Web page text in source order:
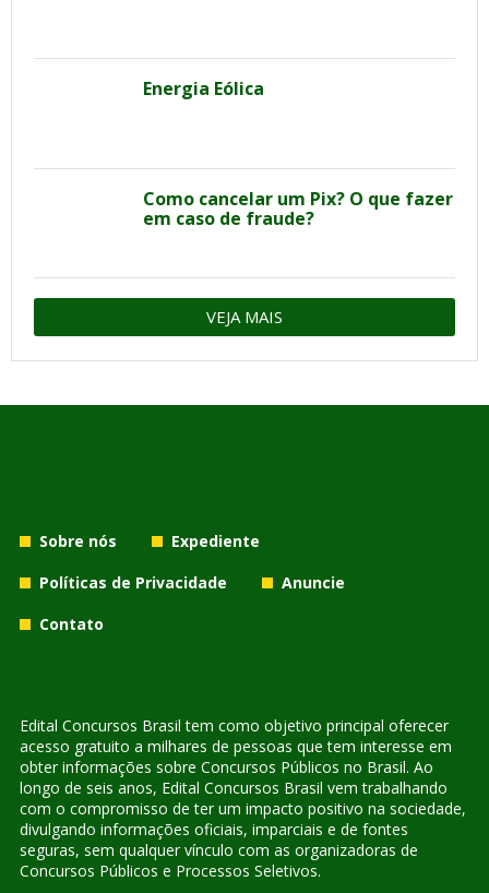
Energia Eólica
Como cancelar um Pix? O que fazer
em caso de fraude?
VEJA MAIS
Sobre nós
Expediente
Políticas de Privacidade
Anuncie
Contato
Edital Concursos Brasil tem como objetivo principal oferecer
acesso gratuito a milhares de pessoas que tem interesse em
obter informações sobre Concursos Públicos no Brasil. Ao
longo de seis anos, Edital Concursos Brasil vem trabalhando
com o compromisso de ter um impacto positivo na sociedade,
divulgando informações oficiais, imparciais e de fontes
seguras, sem qualquer vínculo com as organizadoras de
Concursos Públicos e Processos Seletivos.